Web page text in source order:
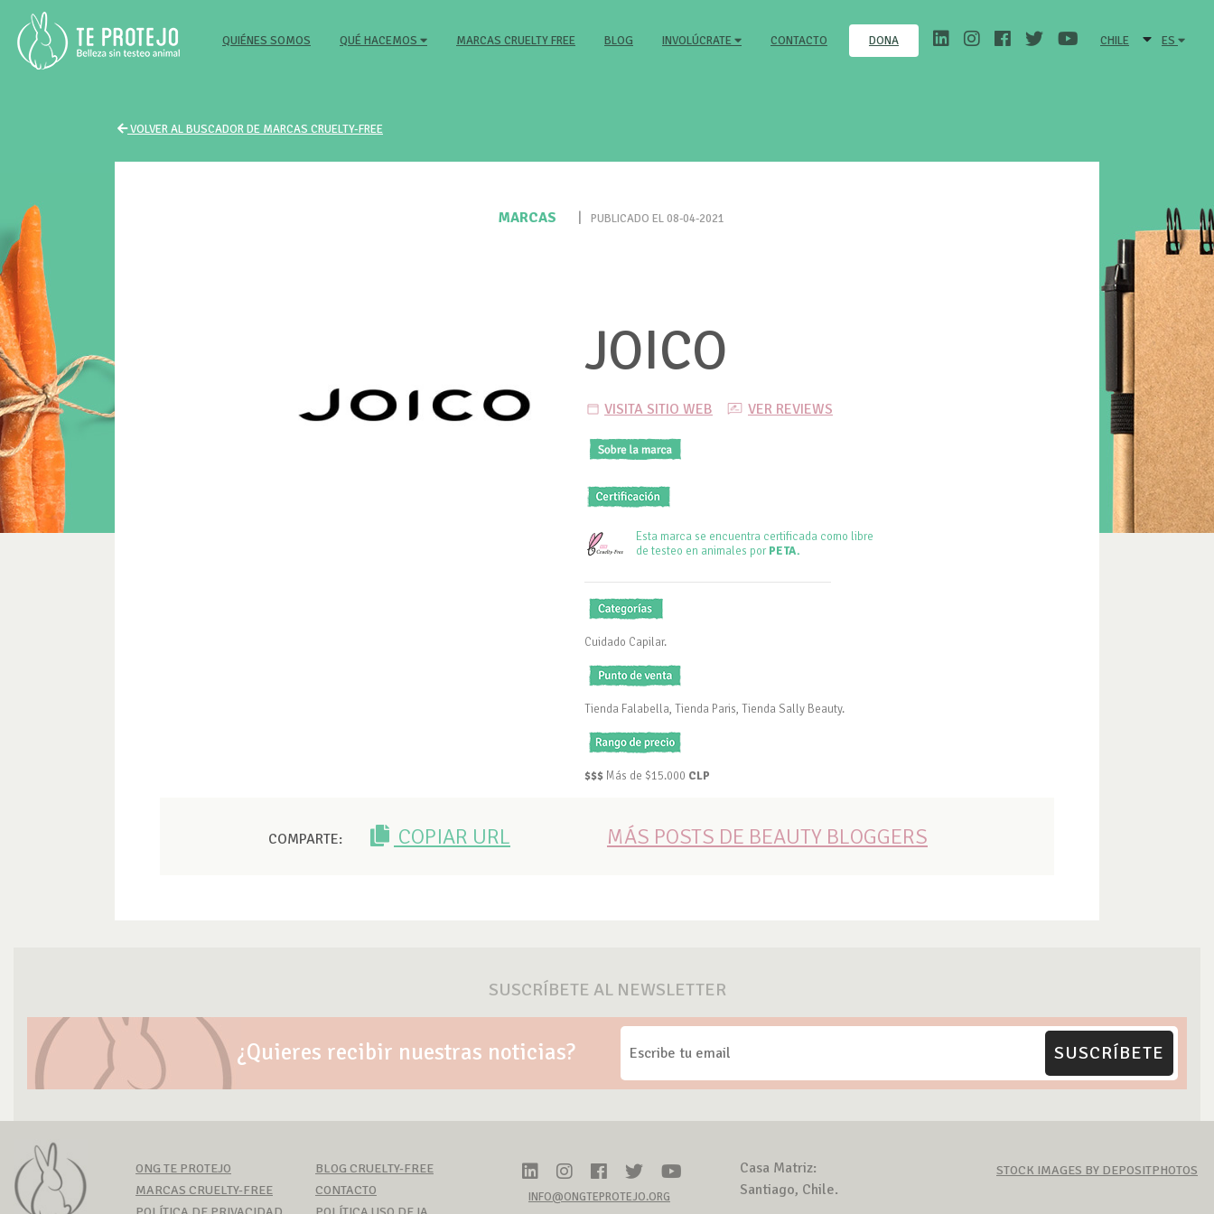
QUIÉNES SOMOS (CURRENT)QUÉ HACEMOS MARCAS CRUELTY FREE BLOG INVOLÚCRATE CONTACTO DONA CHILE ES
VOLVER AL BUSCADOR DE MARCAS CRUELTY-FREE
MARCAS PUBLICADO EL 08-04-2021
JOICO
VISITA SITIO WEB VER REVIEWS
Esta marca se encuentra certificada como libre
de testeo en animales porPETA.
Cuidado Capilar.
Tienda Falabella, Tienda Paris, Tienda Sally Beauty.
$$$Más de $15.000 CLP
COMPARTE: COPIAR URL MÁS POSTS DE BEAUTY BLOGGERS
SUSCRÍBETE AL NEWSLETTER
¿Quieres recibir nuestras noticias? SUSCRÍBETE
ONG TE PROTEJO
BLOG CRUELTY-FREE
MARCAS CRUELTY-FREE
CONTACTO
INFO@ONGTEPROTEJO.ORG
Casa Matriz:
Santiago, Chile.
STOCK IMAGES BY DEPOSITPHOTOS